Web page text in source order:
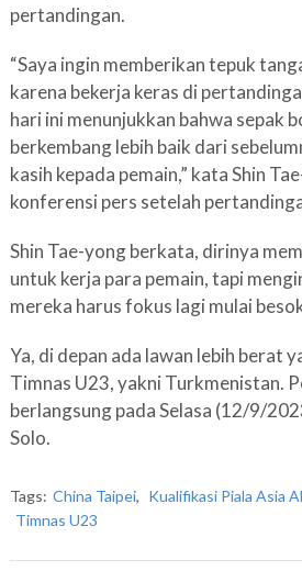
pertandingan.
“Saya ingin memberikan tepuk
karena bekerja keras di
hari ini menunjukkan bahwa sepak
berkembang lebih baik dari
kasih kepada pemain,” kata Shin
konferensi pers setelah
Shin Tae-yong berkata, dirinya
untuk kerja para pemain, tapi
mereka harus fokus lagi mulai
Ya, di depan ada lawan lebih berat
Timnas U23, yakni Turkmenistan.
berlangsung pada Selasa (12/9/
Solo.
Tags: China Taipei, Kualifikasi Piala Asia
Timnas U23